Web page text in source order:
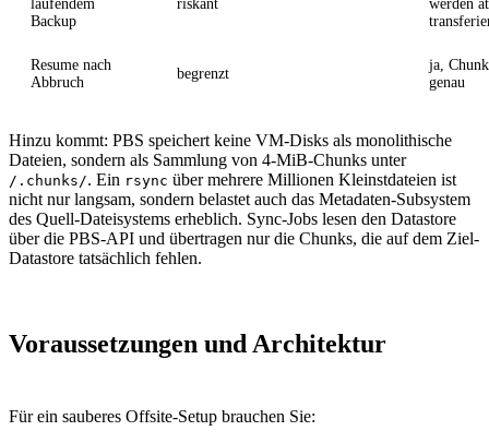
laufendem
Backup
riskant
werden
Resume nach
Abbruch
begrenzt
ja,
genau
Hinzu kommt: PBS speichert keine VM-Disks als monolithische
Dateien, sondern als Sammlung von 4-MiB-Chunks unter
/.chunks/. Ein rsync über mehrere Millionen Kleinstdateien ist
nicht nur langsam, sondern belastet auch das Metadaten-Subsystem
des Quell-Dateisystems erheblich. Sync-Jobs lesen den Datastore
über die PBS-API und übertragen nur die Chunks, die auf dem Ziel-
Datastore tatsächlich fehlen.
Voraussetzungen und Architektur
Für ein sauberes Offsite-Setup brauchen Sie: